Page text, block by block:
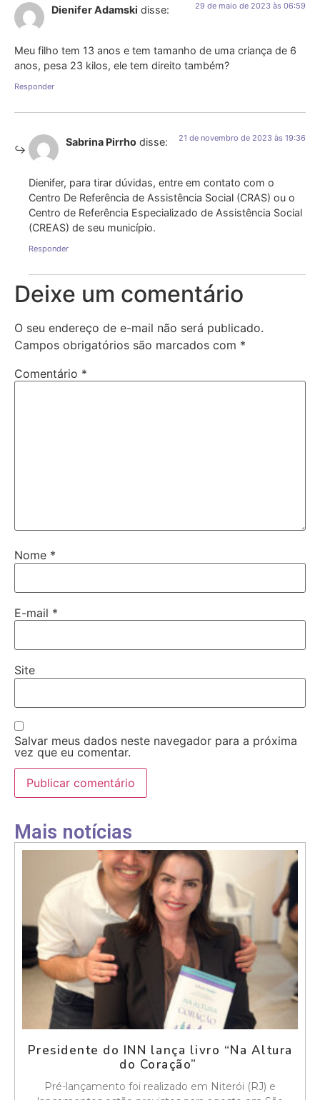
Dienifer Adamski disse: 29 de maio de 2023 às 06:59
Meu filho tem 13 anos e tem tamanho de uma criança de 6
anos, pesa 23 kilos, ele tem direito também?
Responder
Sabrina Pirrho disse: 21 de novembro de 2023 às 19:36
Dienifer, para tirar dúvidas, entre em contato com o
Centro De Referência de Assistência Social (CRAS) ou o
Centro de Referência Especializado de Assistência Social
(CREAS) de seu município.
Responder
Deixe um comentário
O seu endereço de e-mail não será publicado.
Campos obrigatórios são marcados com *
Comentário *
Nome *
E-mail *
Site
Salvar meus dados neste navegador para a próxima
vez que eu comentar.
Mais notícias
Presidente do INN lança livro “Na Altura
do Coração”
Pré-lançamento foi realizado em Niterói (RJ) e